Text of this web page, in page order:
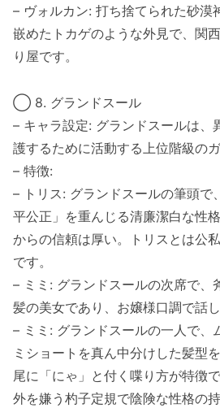
– ヴォルカン: 打ち捨てられた砂漠
嵌めたトカゲのような外見で、関
り屋です。
◯ 8. グランドスール
– キャラ設定: グランドスールは、
護するために活動する上位階級の
– 特徴:
– トリス: グランドスールの筆頭で
平公正」を重んじる清廉潔白な性
からの信頼は厚い。トリスとは公
です。
– ミミ: グランドスールの次席で、
髪の美女であり、お嬢様口調で話し
– ミミ: グランドスールの一人で、
ミショートを真ん中分けした髪型
尾に「にゃ」と付く喋り方が特徴
外を嫌う杓子定規で陰険な性格の持